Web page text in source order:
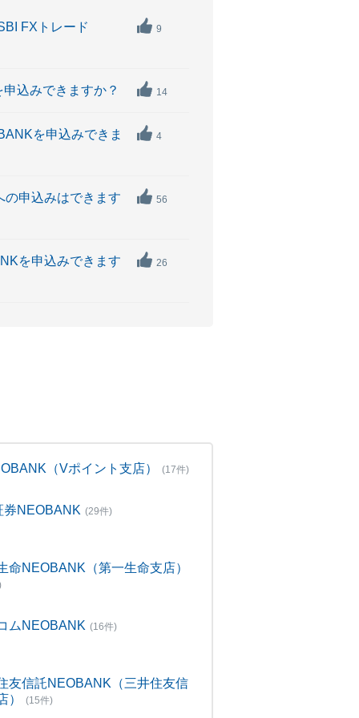
FXトレード 9
込みできますか？ 14
を申込みできま 4
申込みはできます 56
を申込みできます 26
（Vポイント支店） (17件)
券NEOBANK (29件)
命NEOBANK（第一生命支店）
ムNEOBANK (16件)
友信託NEOBANK（三井住友信
）
(15件)